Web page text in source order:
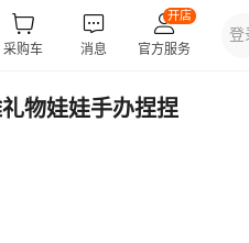
物娃娃手办捏捏